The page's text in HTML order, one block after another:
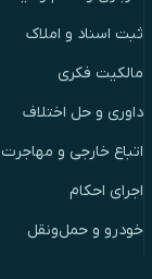
ثبت اسناد و املاک
مالکیت فکری
داوری و حل اختلاف
اتباع خارجی و مهاجرت
اجرای احکام
خودرو و حمل‌ونقل